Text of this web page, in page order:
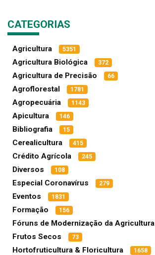
CATEGORIAS
Agricultura 5351
Agricultura Biológica 372
Agricultura de Precisão 66
Agroflorestal 1781
Agropecuária 1143
Apicultura 146
Bibliografia 15
Cerealicultura 415
Crédito Agrícola 245
Diversos 108
Especial Coronavírus 279
Eventos 1831
Formação 156
Fóruns de Modernização da Agricultura
Frutos Secos 73
Hortofruticultura & Floricultura 1658